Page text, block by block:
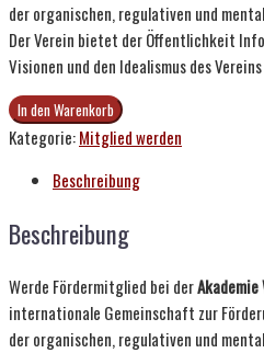
der organischen, regulativen und
Der Verein bietet der Öffentlichkeit
Visionen und den Idealismus des
Jahresfördermitgliedschaft
der
WissenSchafft
Menge
In den Warenkorb
Kategorie:Mitglied werden
Beschreibung
Beschreibung
Werde Fördermitglied bei der
internationale Gemeinschaft zur
der organischen, regulativen und